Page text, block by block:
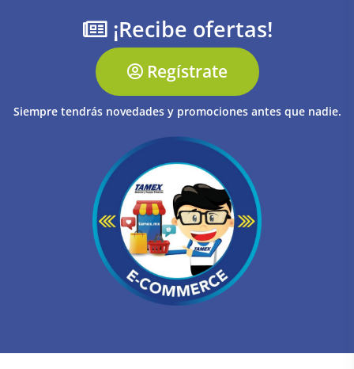
¡Recibe ofertas!
Regístrate
Siempre tendrás novedades y promociones antes que nadie.